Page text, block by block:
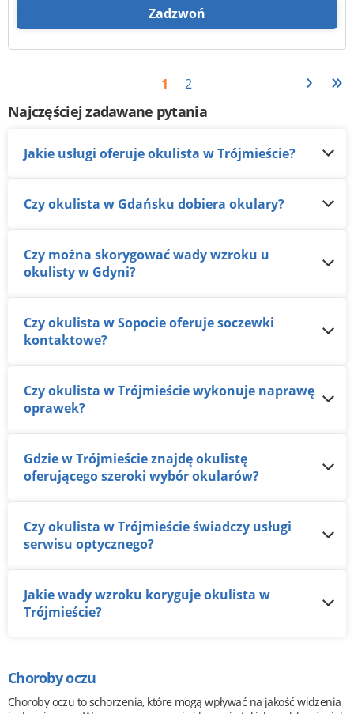
Zadzwoń
1 2 › »
Najczęściej zadawane pytania
Jakie usługi oferuje okulista w Trójmieście?
Czy okulista w Gdańsku dobiera okulary?
Czy można skorygować wady wzroku u
okulisty w Gdyni?
Czy okulista w Sopocie oferuje soczewki
kontaktowe?
Czy okulista w Trójmieście wykonuje naprawę
oprawek?
Gdzie w Trójmieście znajdę okulistę
oferującego szeroki wybór okularów?
Czy okulista w Trójmieście świadczy usługi
serwisu optycznego?
Jakie wady wzroku koryguje okulista w
Trójmieście?
Choroby oczu
Choroby oczu to schorzenia, które mogą wpływać na jakość widzenia